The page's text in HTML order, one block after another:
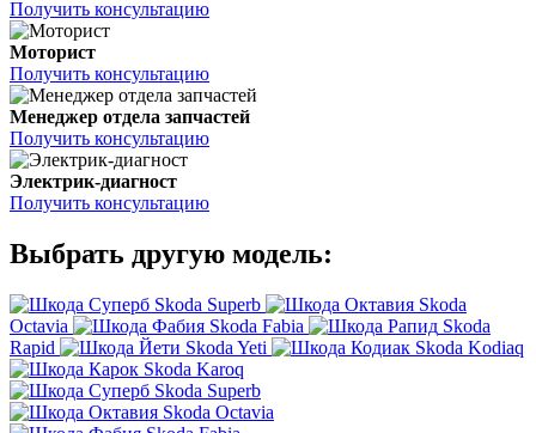
Получить консультацию
Моторист
Получить консультацию
Менеджер отдела запчастей
Получить консультацию
Электрик-диагност
Получить консультацию
Выбрать другую модель:
Skoda Superb
Skoda
Octavia
Skoda Fabia
Skoda
Rapid
Skoda Yeti
Skoda Kodiaq
Skoda Karoq
Skoda Superb
Skoda Octavia